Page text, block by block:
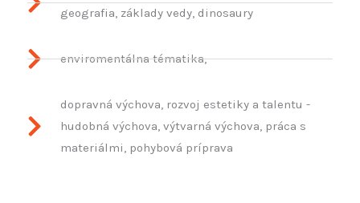
geografia, základy vedy, dinosaury
enviromentálna tématika,
dopravná výchova, rozvoj estetiky a talentu -
hudobná výchova, výtvarná výchova, práca s
materiálmi, pohybová príprava